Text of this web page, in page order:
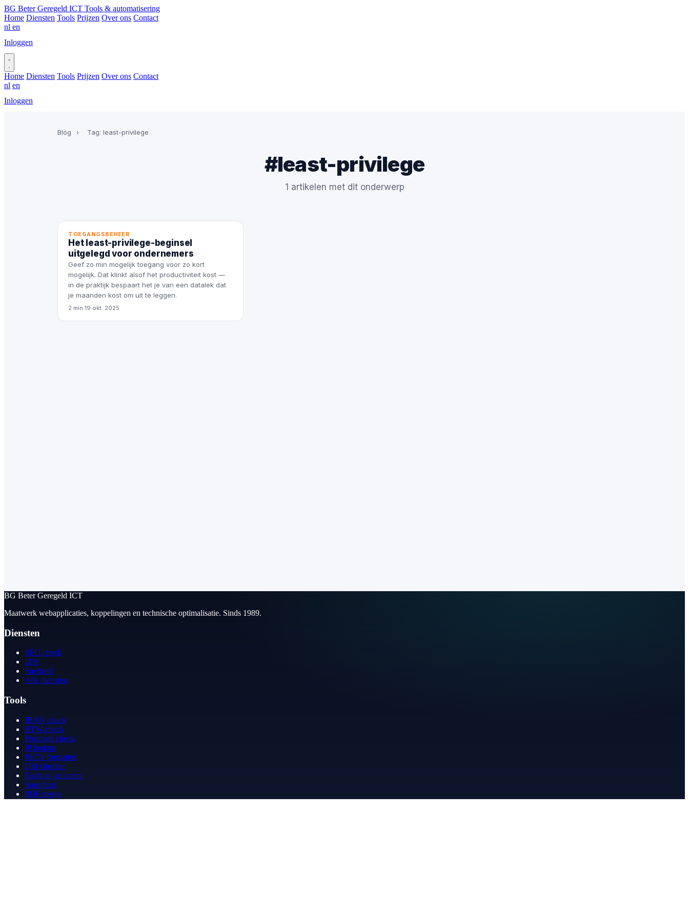
BG Beter Geregeld ICT Tools & automatisering
Home Diensten Tools Prijzen Over ons Contact
nl en
Inloggen
Home Diensten Tools Prijzen Over ons Contact
nl en
Inloggen
Blog › Tag: least-privilege
#least-privilege
1 artikelen met dit onderwerp
TOEGANGSBEHEER
Het least-privilege-beginsel
uitgelegd voor ondernemers
Geef zo min mogelijk toegang voor zo kort
mogelijk. Dat klinkt alsof het productiviteit kost —
in de praktijk bespaart het je van een datalek dat
je maanden kost om uit te leggen.
2 min·19 okt. 2025
BG Beter Geregeld ICT
Maatwerk webapplicaties, koppelingen en technische optimalisatie. Sinds 1989.
Diensten
SEO check
2FA
Snelheid
Alle diensten
Tools
IBAN check
BTW-check
Postcode check
IP lookup
JSON formatter
Diff checker
Favicon generator
Speedtest
PDF merge